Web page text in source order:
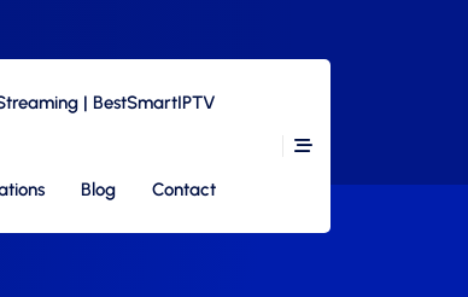
| BestSmartIPTV
Blog Contact